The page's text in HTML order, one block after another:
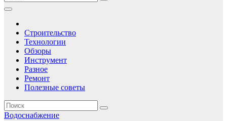
Строительство
Технологии
Обзоры
Инструмент
Разное
Ремонт
Полезные советы
Водоснабжение